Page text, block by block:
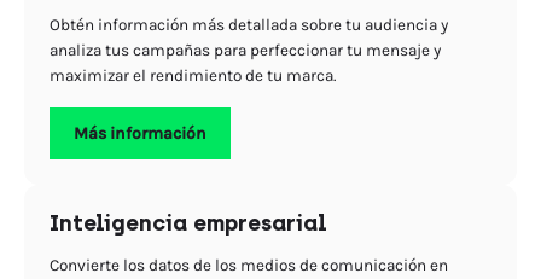
Obtén información más detallada sobre tu audiencia y
analiza tus campañas para perfeccionar tu mensaje y
maximizar el rendimiento de tu marca.
Más información
Inteligencia empresarial
Convierte los datos de los medios de comunicación en